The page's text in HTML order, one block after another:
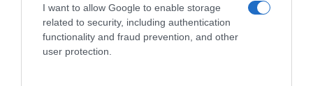
I want to allow Google to enable storage
related to security, including authentication
functionality and fraud prevention, and other
user protection.
desgrasado en polvo*, leche entera en polvo,
azúcar, harina de maíz 0,2%, sal), granos de cacao
tostados*, copos de maíz (maíz 2%, sal, extracto
de cebada malteada), miel 1%, aroma natural de